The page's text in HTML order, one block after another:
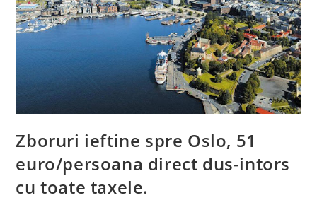
Zboruri ieftine spre Oslo, 51
euro/persoana direct dus-intors
cu toate taxele.